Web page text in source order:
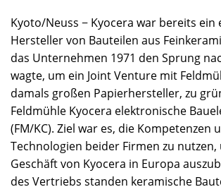
Kyoto/Neuss − Kyocera war bereits
Hersteller von Bauteilen aus
das Unternehmen 1971 den Sprung
wagte, um ein Joint Venture mit
damals großen Papierhersteller, zu
Feldmühle Kyocera elektronische
(FM/KC). Ziel war es, die Kompetenzen
Technologien beider Firmen zu nutzen,
Geschäft von Kyocera in Europa
des Vertriebs standen keramische